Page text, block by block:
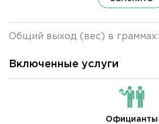
Общий выход (вес) в граммах:
Включенные услуги
Официанты